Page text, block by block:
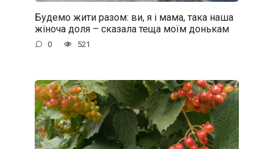
Будемо жити разом: ви, я і мама, така наша
жіноча доля – сказала теща моїм донькам
0 521